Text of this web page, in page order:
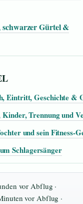
Gürtel &
Eintritt, Geschichte &
Trennung und
und sein Fitness-
Schlagersänger
vor Abflug ·
vor Abflug ·